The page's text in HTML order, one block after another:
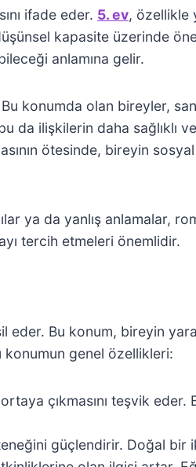
ifade eder. 5. ev, özellikle
kapasite üzerinde
anlamına gelir.
konumda olan bireyler,
da ilişkilerin daha sağlıklı
ötesinde, bireyin
ya da yanlış anlamalar,
tercih etmeleri önemlidir.
Bu konum, bireyin
genel özellikleri:
çıkmasını teşvik
güçlendirir. Doğal bir